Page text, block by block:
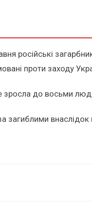
російські
проти заходу
зросла до восьми
загиблими внаслідок